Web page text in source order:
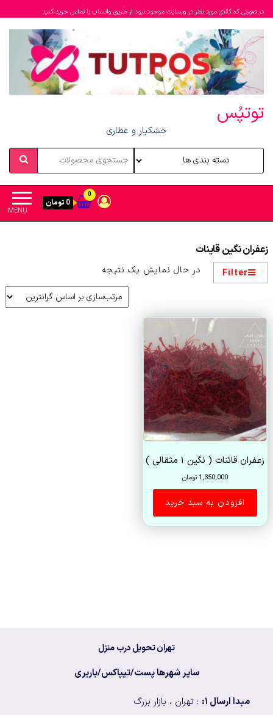
در صورتی که کالای مورد نظر در وبسایت موجود نبود از طریق واتساپ یا تماس خرید کنید
توتپُس
خشکبار و عطاری
MENU
0
0 تومان
زعفران نگین قاینات
Filter در حال نمایش یک نتیجه
زعفران قائنات ( نگین ۱ مثقالی )
1,350,000 تومان
افزودن به سبد خرید
تهران تحویل درب منزل
سایر شهرها پست/تیپاکس/باربری
مبدا ارسال ۱: : تهران ، بازار بزرگ